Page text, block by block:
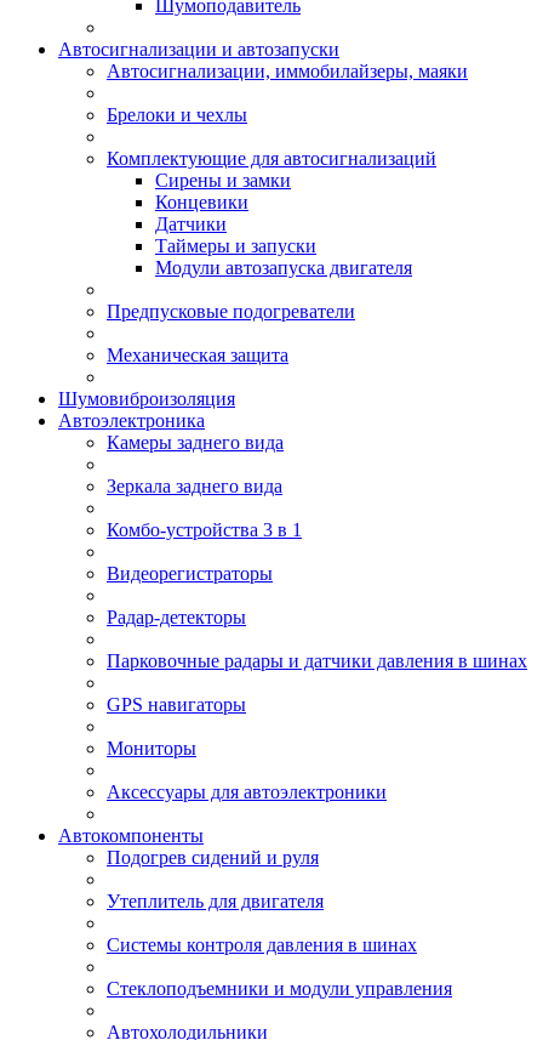
Шумоподавитель
Автосигнализации и автозапуски
Автосигнализации, иммобилайзеры, маяки
Брелоки и чехлы
Комплектующие для автосигнализаций
Сирены и замки
Концевики
Датчики
Таймеры и запуски
Модули автозапуска двигателя
Предпусковые подогреватели
Механическая защита
Шумовиброизоляция
Автоэлектроника
Камеры заднего вида
Зеркала заднего вида
Комбо-устройства 3 в 1
Видеорегистраторы
Радар-детекторы
Парковочные радары и датчики давления в шинах
GPS навигаторы
Мониторы
Аксессуары для автоэлектроники
Автокомпоненты
Подогрев сидений и руля
Утеплитель для двигателя
Системы контроля давления в шинах
Стеклоподъемники и модули управления
Автохолодильники